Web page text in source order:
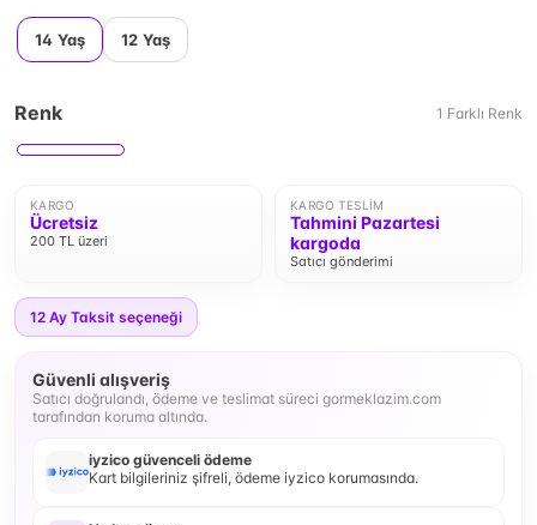
14 Yaş 12 Yaş
Renk 1 Farklı Renk
KARGO
Ücretsiz
200 TL üzeri
KARGO TESLIM
Tahmini Pazartesi
kargoda
Satıcı gönderimi
12 Ay Taksit seçeneği
Güvenli alışveriş
Satıcı doğrulandı, ödeme ve teslimat süreci gormeklazim.com
tarafından koruma altında.
iyzico güvenceli ödeme
Kart bilgileriniz şifreli, ödeme iyzico korumasında.